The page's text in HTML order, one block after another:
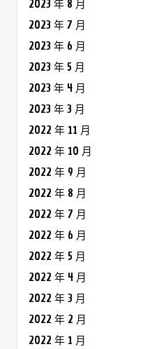
2023 年 8 月
2023 年 7 月
2023 年 6 月
2023 年 5 月
2023 年 4 月
2023 年 3 月
2022 年 11 月
2022 年 10 月
2022 年 9 月
2022 年 8 月
2022 年 7 月
2022 年 6 月
2022 年 5 月
2022 年 4 月
2022 年 3 月
2022 年 2 月
2022 年 1 月